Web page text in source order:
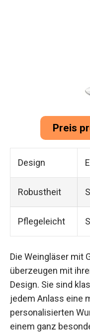
Preis
Design
Robustheit
Pflegeleicht
Die Weingläser mit
überzeugen mit
Design. Sie sind
jedem Anlass eine
personalisierten
einem ganz